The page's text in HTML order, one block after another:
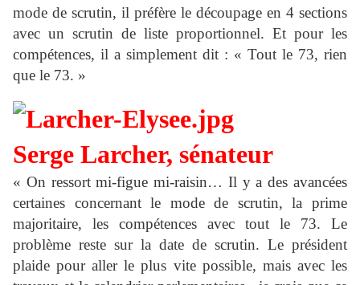
mode de scrutin, il préfère le découpage en 4 sections
avec un scrutin de liste proportionnel. Et pour les
compétences, il a simplement dit : « Tout le 73, rien
que le 73. »
Serge Larcher, sénateur
« On ressort mi-figue mi-raisin… Il y a des avancées
certaines concernant le mode de scrutin, la prime
majoritaire, les compétences avec tout le 73. Le
problème reste sur la date de scrutin. Le président
plaide pour aller le plus vite possible, mais avec les